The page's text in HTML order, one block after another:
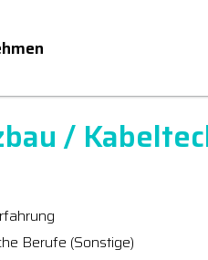
/
Berufe (Sonstige)